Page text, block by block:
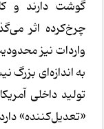
گوشت دارند و
چرخ‌کرده اثر
واردات نیز
به اندازه‌ای بزرگ
تولید داخلی
«تعدیل‌کننده»